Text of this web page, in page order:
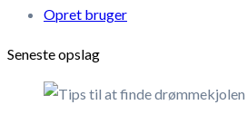
Opret bruger
Seneste opslag